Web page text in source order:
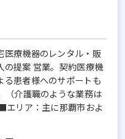
医療機器のレンタル・販
の提案 営業。契約医療機
る患者様へのサポートも
（介護職のような業務は
エリア：主に那覇市およ